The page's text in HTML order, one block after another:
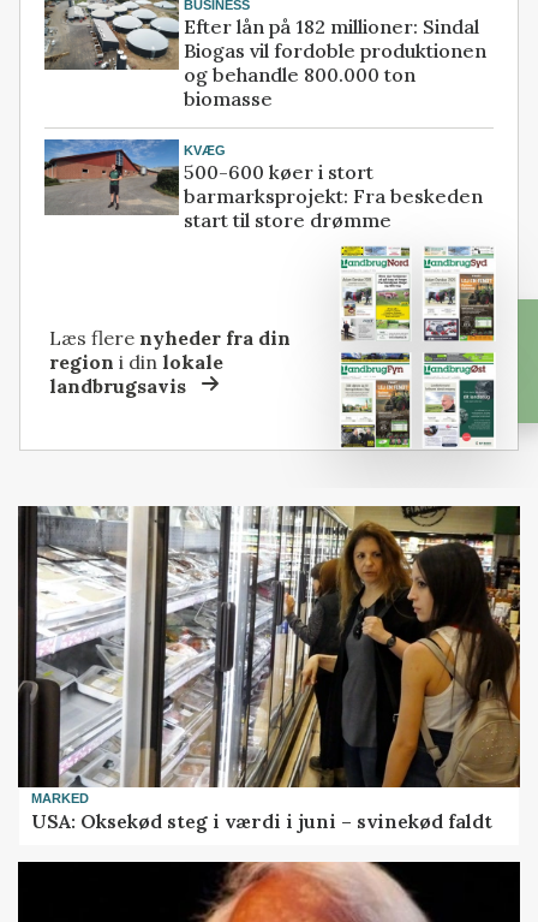
BUSINESS
Efter lån på 182 millioner: Sindal
Biogas vil fordoble produktionen
og behandle 800.000 ton
biomasse
KVÆG
500-600 køer i stort
barmarksprojekt: Fra beskeden
start til store drømme
Læs flere nyheder fra din
region i dinlokale
landbrugsavis
MARKED
USA: Oksekød steg i værdi i juni – svinekød faldt